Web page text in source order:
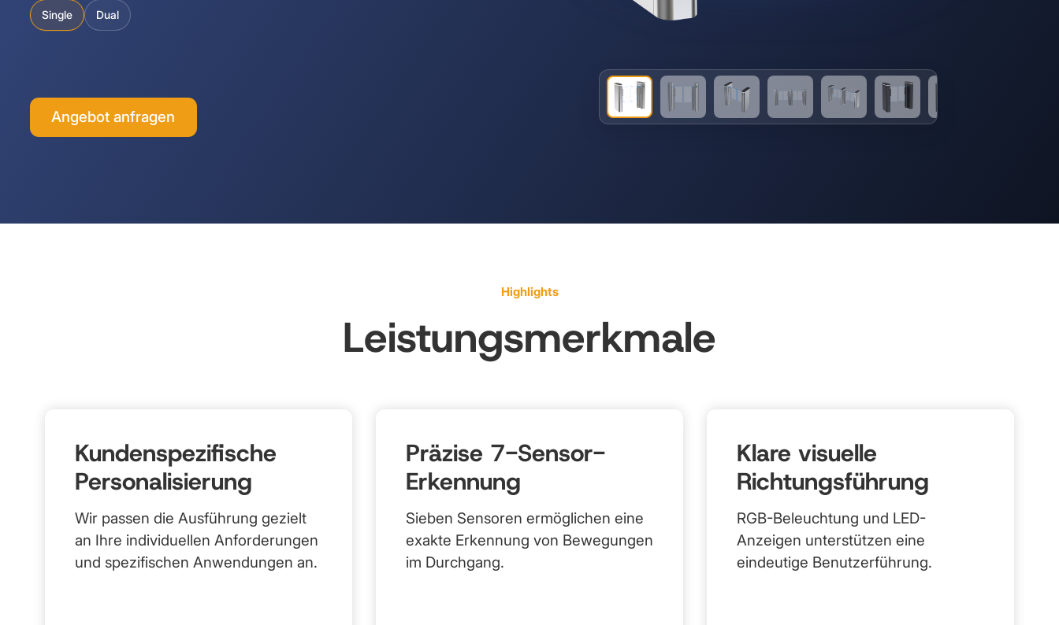
Single Dual
Angebot anfragen
Highlights
Leistungsmerkmale
Kundenspezifische
Personalisierung
Wir passen die Ausführung gezielt
an Ihre individuellen Anforderungen
und spezifischen Anwendungen an.
Präzise 7-Sensor-
Erkennung
Sieben Sensoren ermöglichen eine
exakte Erkennung von Bewegungen
im Durchgang.
Klare visuelle
Richtungsführung
RGB-Beleuchtung und LED-
Anzeigen unterstützen eine
eindeutige Benutzerführung.